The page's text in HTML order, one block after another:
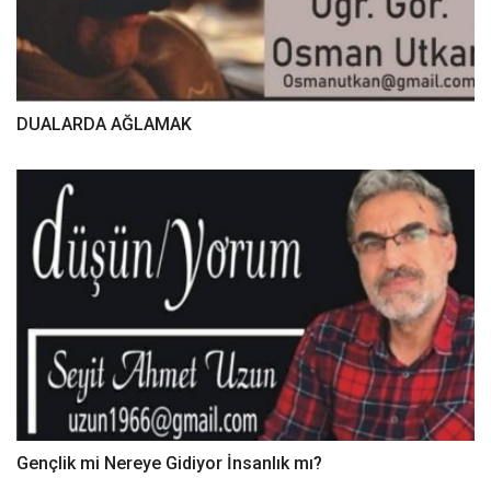
DUALARDA AĞLAMAK
Gençlik mi Nereye Gidiyor İnsanlık mı?